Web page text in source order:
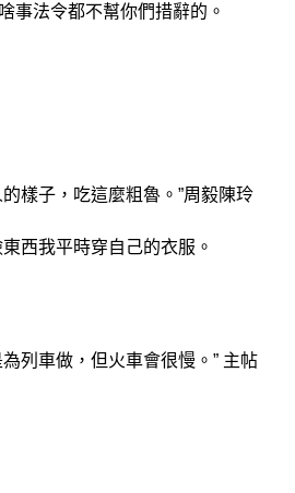
事法令都不幫你們措辭的。
樣子，吃這麼粗魯。”周毅陳玲
西我平時穿自己的衣服。
列車做，但火車會很慢。” 主帖